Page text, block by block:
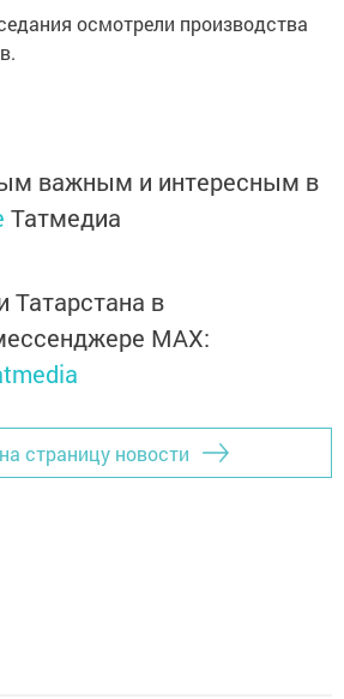
осмотрели производства
важным и интересным в
Татмедиа
Татарстана в
MАХ:
страницу новости